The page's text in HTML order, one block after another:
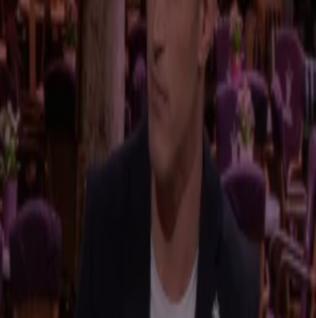
CDU/CSU blijft de grootste na Duitse verkiezingen
24 feb 2025, 18:55
17:05
Drie jaar oorlog in Oekraïne: Is einde in zicht?
24 feb 2025, 18:55
Jongen (13) overleden na steekpartij Schiedam
24 feb 2025, 18:42
3:11
Café-eigenaren schenken steeds vaker Duits bier
24 feb 2025, 08:41
Zorgen om stijgend aantal incidenten met nepagenten
21 feb 2025, 19:07
21 feb 2025, 18:39